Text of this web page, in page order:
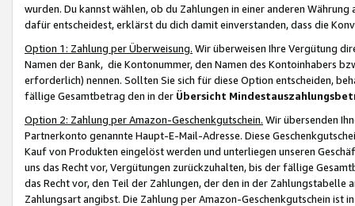
wurden. Du kannst wählen, ob du Zahlungen in einer anderen
dafür entscheidest, erklärst du dich damit einverstanden, dass die
Option 1: Zahlung per Überweisung. Wir überweisen Ihre Vergütung
Namen der Bank, die Kontonummer, den Namen des Kontoinhabers
erforderlich) nennen. Sollten Sie sich für diese Option entscheiden,
fällige Gesamtbetrag den in der Übersicht
Option 2: Zahlung per Amazon-Geschenkgutschein. Wir übersenden
Partnerkonto genannte Haupt-E-Mail-Adresse. Diese
Kauf von Produkten eingelöst werden und unterliegen unseren
uns das Recht vor, Vergütungen zurückzuhalten, bis der fällige
das Recht vor, den Teil der Zahlungen, der den in der
Zahlungsart angibst. Die Zahlung per Amazon-Geschenkgutschein ist